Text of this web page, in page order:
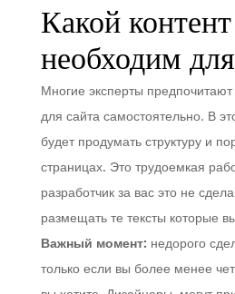
Какой контент
необходим
Многие эксперты предпочитают
для сайта самостоятельно. В
будет продумать структуру и
страницах. Это трудоемкая
разработчик за вас это не
размещать те тексты которые
Важный момент: недорого
только если вы более менее